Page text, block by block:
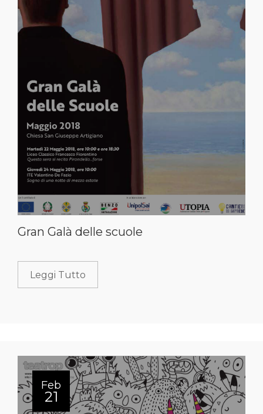
Gran Galà delle scuole
Leggi Tutto
Feb
21